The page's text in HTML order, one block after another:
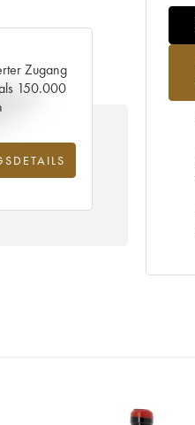
Zugang
150.000
der